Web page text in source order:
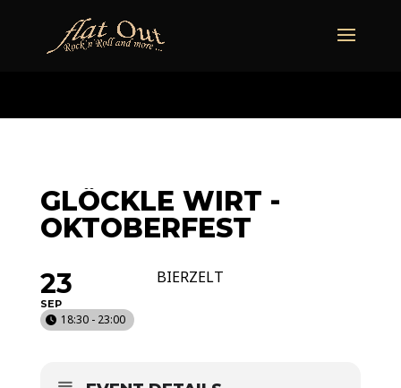
GLÖCKLE WIRT -
OKTOBERFEST
23
SEP
18:30 - 23:00
BIERZELT